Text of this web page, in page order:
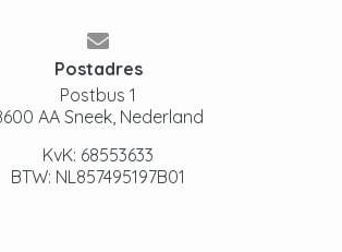
Postadres
Postbus 1
AA Sneek, Nederland
KvK: 68553633
BTW: NL857495197B01